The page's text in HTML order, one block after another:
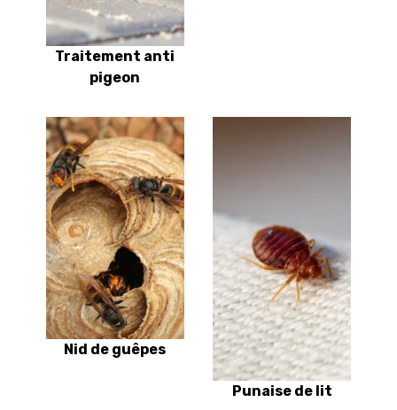
Traitement anti
pigeon
Nid de guêpes
Punaise de lit